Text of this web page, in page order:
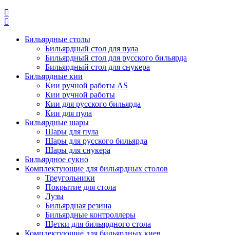
Бильярдные столы
Бильярдный стол для пула
Бильярдный стол для русского бильярда
Бильярдный стол для снукера
Бильярдные кии
Кии ручной работы AS
Кии ручной работы
Кии для русского бильярда
Кии для пула
Бильярдные шары
Шары для пула
Шары для русского бильярда
Шары для снукера
Бильярдное сукно
Комплектующие для бильярдных столов
Треугольники
Покрытие для стола
Лузы
Бильярдная резина
Бильярдные контроллеры
Щетки для бильярдного стола
Комплектующие для бильярдных киев